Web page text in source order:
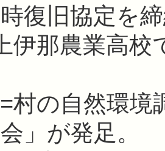
復旧協定を
伊那農業高校
村の自然環境
」が発足。